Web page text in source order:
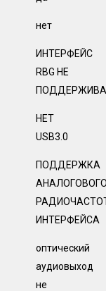
нет
ИНТЕРФЕЙС
RBG НЕ
НЕТ
USB3.0
ПОДДЕРЖКА
ИНТЕРФЕЙСА
оптический
аудиовыход
не